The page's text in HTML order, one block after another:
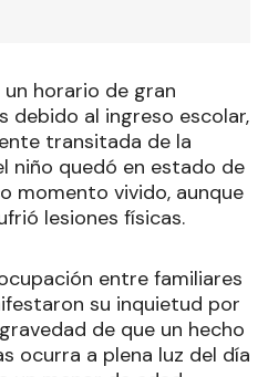
horario de gran
debido al ingreso escolar,
transitada de la
niño quedó en estado de
momento vivido, aunque
lesiones físicas.
entre familiares
su inquietud por
de que un hecho
ocurra a plena luz del día